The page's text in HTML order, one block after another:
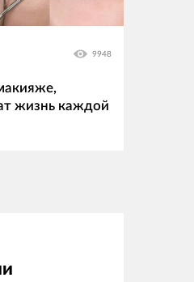
9948
жизнь каждой